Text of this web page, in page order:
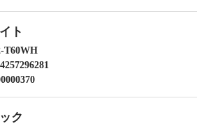
ト
T60WH
ク